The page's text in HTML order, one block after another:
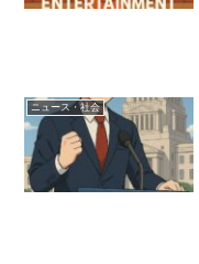
ニュース・社会